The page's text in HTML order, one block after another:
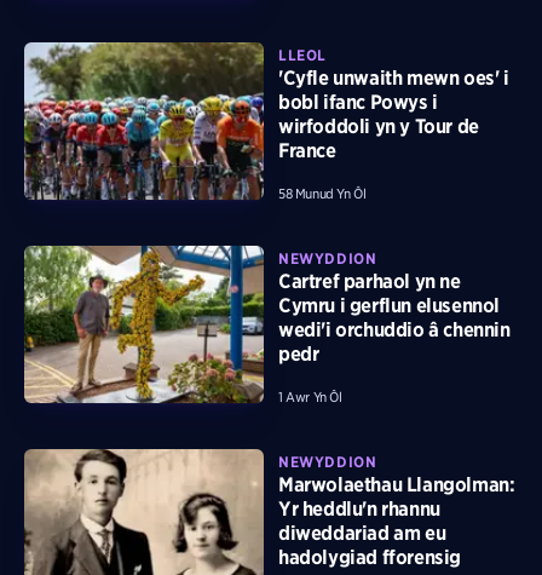
LLEOL
'Cyfle unwaith mewn oes' i
bobl ifanc Powys i
wirfoddoli yn y Tour de
France
58 Munud Yn Ôl
NEWYDDION
Cartref parhaol yn ne
Cymru i gerflun elusennol
wedi'i orchuddio â chennin
pedr
1 Awr Yn Ôl
NEWYDDION
Marwolaethau Llangolman:
Yr heddlu'n rhannu
diweddariad am eu
hadolygiad fforensig